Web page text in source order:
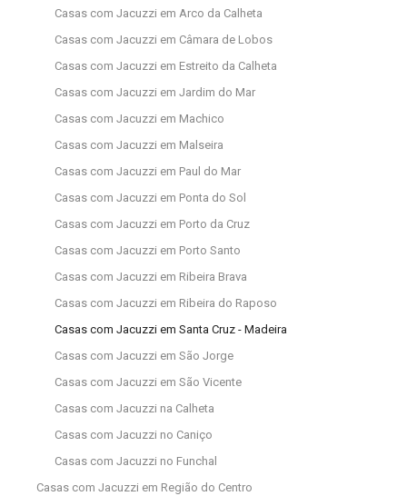
Casas com Jacuzzi em Arco da Calheta
Casas com Jacuzzi em Câmara de Lobos
Casas com Jacuzzi em Estreito da Calheta
Casas com Jacuzzi em Jardim do Mar
Casas com Jacuzzi em Machico
Casas com Jacuzzi em Malseira
Casas com Jacuzzi em Paul do Mar
Casas com Jacuzzi em Ponta do Sol
Casas com Jacuzzi em Porto da Cruz
Casas com Jacuzzi em Porto Santo
Casas com Jacuzzi em Ribeira Brava
Casas com Jacuzzi em Ribeira do Raposo
Casas com Jacuzzi em Santa Cruz - Madeira
Casas com Jacuzzi em São Jorge
Casas com Jacuzzi em São Vicente
Casas com Jacuzzi na Calheta
Casas com Jacuzzi no Caniço
Casas com Jacuzzi no Funchal
Casas com Jacuzzi em Região do Centro